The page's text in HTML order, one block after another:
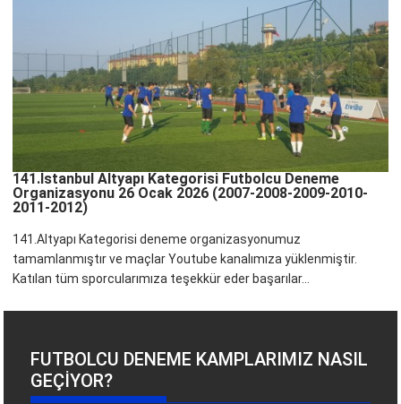
141.İstanbul Altyapı Kategorisi Futbolcu Deneme
Organizasyonu 26 Ocak 2026 (2007-2008-2009-2010-
2011-2012)
141.Altyapı Kategorisi deneme organizasyonumuz
tamamlanmıştır ve maçlar Youtube kanalımıza yüklenmiştir.
Katılan tüm sporcularımıza teşekkür eder başarılar...
FUTBOLCU DENEME KAMPLARIMIZ NASIL
GEÇIYOR?